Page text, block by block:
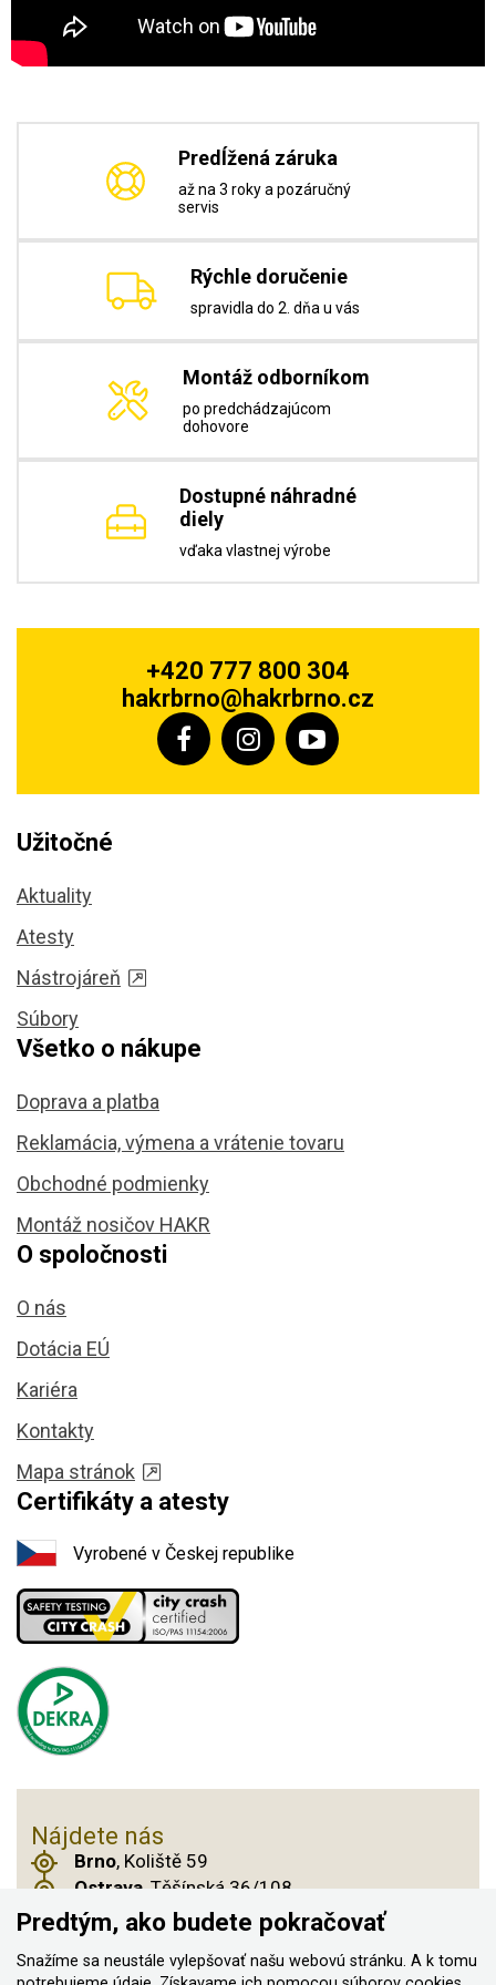
Predĺžená záruka
až na 3 roky a pozáručný
servis
Rýchle doručenie
spravidla do 2. dňa u vás
Montáž odborníkom
po predchádzajúcom
dohovore
Dostupné náhradné
diely
vďaka vlastnej výrobe
+420 777 800 304
hakrbrno@hakrbrno.cz
Užitočné
Aktuality
Atesty
Nástrojáreň
Súbory
Všetko o nákupe
Doprava a platba
Reklamácia, výmena a vrátenie tovaru
Obchodné podmienky
Montáž nosičov HAKR
O spoločnosti
O nás
Dotácia EÚ
Kariéra
Kontakty
Mapa stránok
Certifikáty a atesty
Vyrobené v Českej republike
Nájdete nás
Brno, Koliště 59
Ostrava, Těšínská 36/108
Praha 14, Českobrodská 901
Predtým, ako budete pokračovať
Snažíme sa neustále vylepšovať našu webovú stránku. A k tomu